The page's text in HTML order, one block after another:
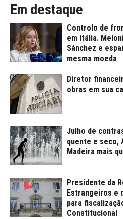
Em destaque
Controlo de
em Itália.
Sánchez e
mesma moeda
Diretor
obras em sua
Julho de
quente e seco,
Madeira mais
Presidente da
Estrangeiros e
para
Constitucional